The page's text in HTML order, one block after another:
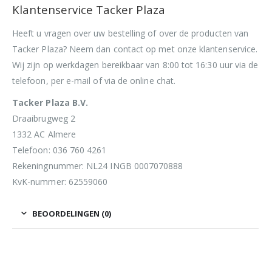
Klantenservice Tacker Plaza
Heeft u vragen over uw bestelling of over de producten van
Tacker Plaza? Neem dan contact op met onze klantenservice.
Wij zijn op werkdagen bereikbaar van 8:00 tot 16:30 uur via de
telefoon, per e-mail of via de online chat.
Tacker Plaza B.V.
Draaibrugweg 2
1332 AC Almere
Telefoon: 036 760 4261
Rekeningnummer: NL24 INGB 0007070888
KvK-nummer: 62559060
BEOORDELINGEN (0)